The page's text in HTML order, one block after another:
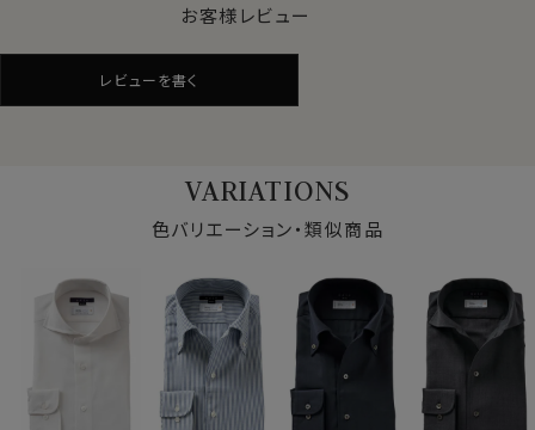
●使用生地～REDA
TIVE（レダ アクティブ）
REDAのウール生地の中のコレクションの一つ～REDA
TIVE TOROPICALというシャツ用に開発された、
60701sTIVE TOROPICALをドレスシャツ
に使うことでたくさんのメリットがあることがozieでシャ
ツをご購入いただいている皆様と非常に親和性が高いと
お客様レビュー
レビューを書く
VARIATIONS
色バリエーション・類似商品